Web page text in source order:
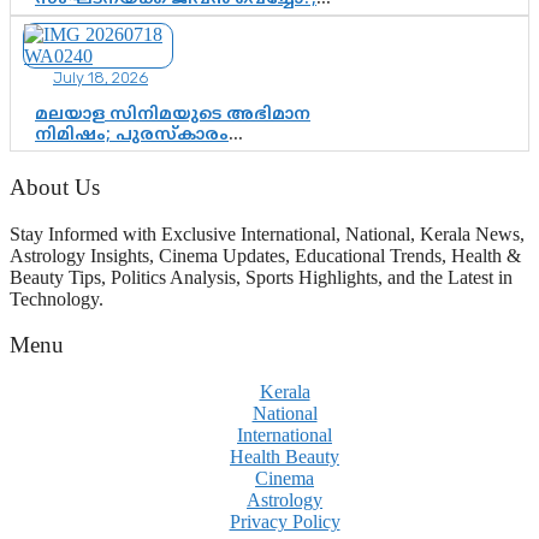
ജിസ്മോന്റെ വിമർശനം രാഷ്ട്രീയ
ഇരട്ടത്താപ്പെന്ന് ചർച്ച
July 18, 2026
മലയാള സിനിമയുടെ അഭിമാന
നിമിഷം; പുരസ്‌കാരം
ആഘോഷമാകട്ടെ, മികവ് ശീലമാകട്ടെ
About Us
Stay Informed with Exclusive International, National, Kerala News,
Astrology Insights, Cinema Updates, Educational Trends, Health &
Beauty Tips, Politics Analysis, Sports Highlights, and the Latest in
Technology.
Menu
Kerala
National
International
Health Beauty
Cinema
Astrology
Privacy Policy